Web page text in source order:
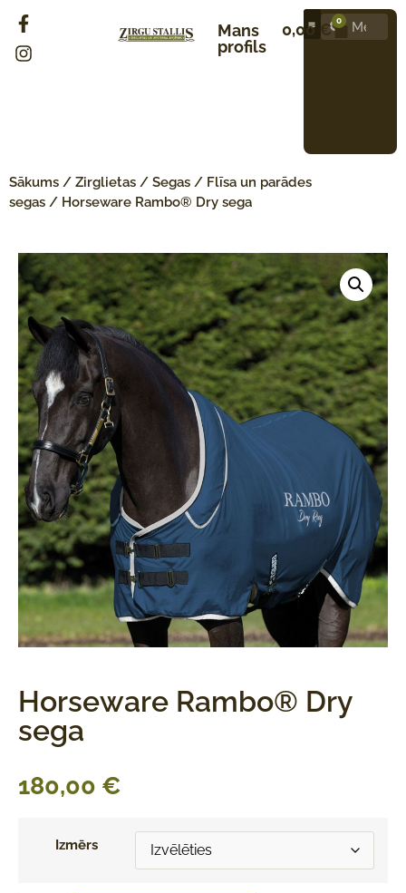
Mans
profils
0,00 € 0
Sākums / Zirglietas / Segas / Flīsa un parādes
segas / Horseware Rambo® Dry sega
Horseware Rambo® Dry
sega
180,00 €
Izmērs